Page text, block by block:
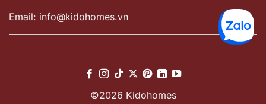
Email: info@kidohomes.vn
©2026 Kidohomes